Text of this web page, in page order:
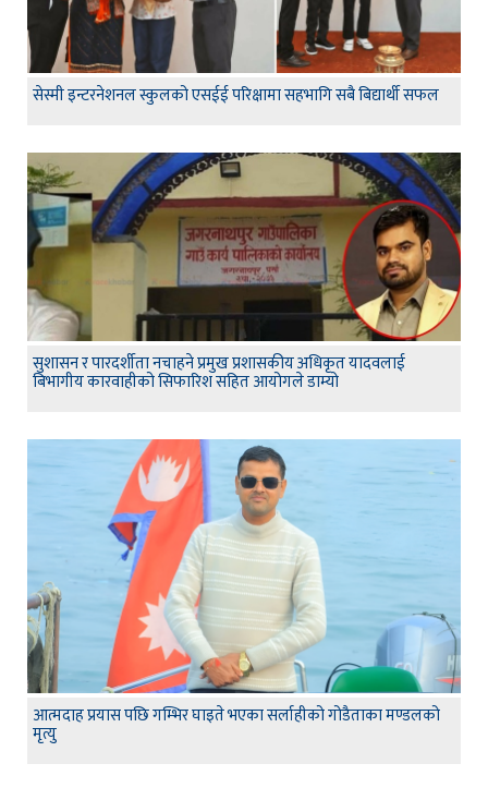
सेस्मी इन्टरनेशनल स्कुलको एसईई परिक्षामा सहभागि सबै बिद्यार्थी सफल
सुशासन र पारदर्शीता नचाहने प्रमुख प्रशासकीय अधिकृत यादवलाई
बिभागीय कारवाहीको सिफारिश सहित आयोगले डाम्यो
आत्मदाह प्रयास पछि गम्भिर घाइते भएका सर्लाहीको गोडैताका मण्डलको
मृत्यु